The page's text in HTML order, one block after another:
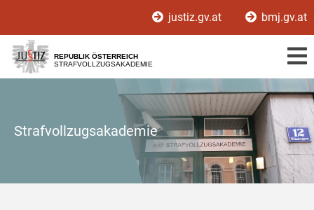
[1]
[2]
[3]
justiz.gv.at bmj.gv.at
REPUBLIK ÖSTERREICH
STRAFVOLLZUGSAKADEMIE
Strafvollzugsakademie